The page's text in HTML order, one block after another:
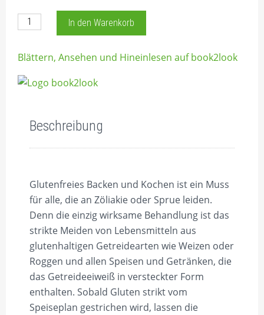
Natürlich glutenfrei Menge
In den Warenkorb
Blättern, Ansehen und Hineinlesen auf book2look
Beschreibung
Glutenfreies Backen und Kochen ist ein Muss
für alle, die an Zöliakie oder Sprue leiden.
Denn die einzig wirksame Behandlung ist das
strikte Meiden von Lebensmitteln aus
glutenhaltigen Getreidearten wie Weizen oder
Roggen und allen Speisen und Getränken, die
das Getreideeiweiß in versteckter Form
enthalten. Sobald Gluten strikt vom
Speiseplan gestrichen wird, lassen die